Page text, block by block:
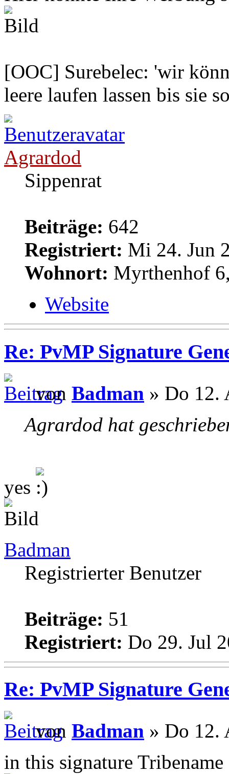
[OOC] Surebelec: 'wir
leere laufen lassen bis sie
Agrardod
Sippenrat
Beiträge: 642
Registriert: Mi 24. Jun
Wohnort: Myrthenhof
Website
Re: PvMP Signature
von Badman » Do 12.
Agrardod hat
yes
Badman
Registrierter Benutzer
Beiträge: 51
Registriert: Do 29. Jul
Re: PvMP Signature
von Badman » Do 12.
in this signature